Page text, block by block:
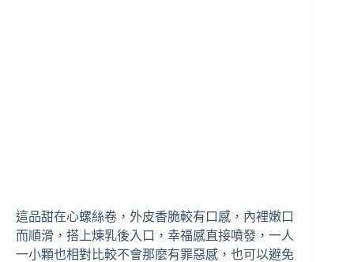
這品甜在心螺絲卷，外皮香脆較有口感，內裡嫩口
而順滑，搭上煉乳後入口，幸福感直接噴發，一人
一小顆也相對比較不會那麼有罪惡感，也可以避免